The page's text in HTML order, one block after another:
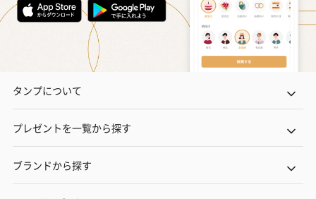
タンプについて
プレゼントを一覧から探す
ブランドから探す